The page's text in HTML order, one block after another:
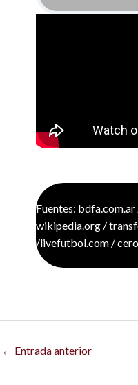
Fuentes:
wikipedia.org /
/livefutbol.com /
← Entrada anterior